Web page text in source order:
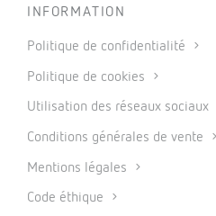
INFORMATION
Politique de confidentialité
Politique de cookies
Utilisation des réseaux sociaux
Conditions générales de vente
Mentions légales
Code éthique